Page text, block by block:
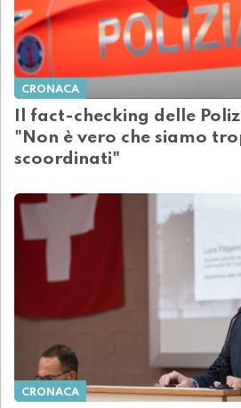
CRONACA
Il fact-checking delle
"Non è vero che siamo
scoordinati"
CRONACA